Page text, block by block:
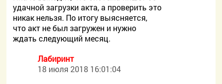
удачной загрузки акта, а проверить это
никак нельзя. По итогу выясняется,
что акт не был загружен и нужно
ждать следующий месяц.
Лабиринт
18 июля 2018 16:01:04